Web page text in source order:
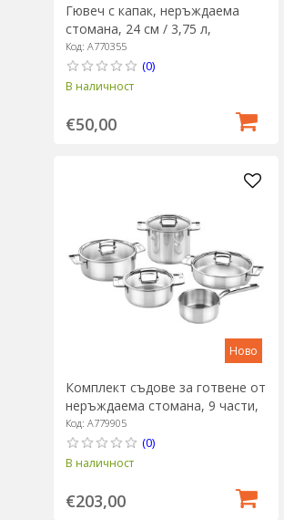
Гювеч с капак, неръждаема
стомана, 24 см / 3,75 л,
"Signature" - BRA
Код: A770355
(0)
В наличност
€50,00
Ново
Комплект съдове за готвене от
неръждаема стомана, 9 части,
"Signature" - BRA
Код: A779905
(0)
В наличност
€203,00